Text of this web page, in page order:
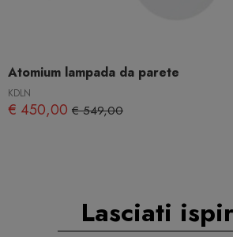
Atomium lampada da parete
KDLN
€ 450,00 € 549,00
Lasciati